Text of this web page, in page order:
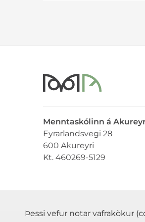
Menntaskólinn á
Eyrarlandsvegi 28
600 Akureyri
Kt. 460269-5129
Þessi vefur notar vafrakökur